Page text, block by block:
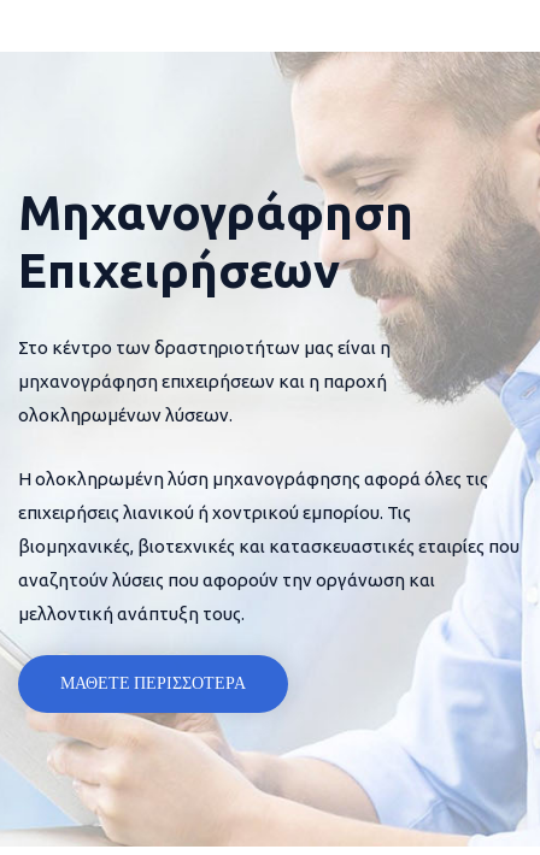
Μηχανογράφηση
Επιχειρήσεων
Στο κέντρο των δραστηριοτήτων μας είναι η
μηχανογράφηση επιχειρήσεων και η παροχή
ολοκληρωμένων λύσεων.
Η ολοκληρωμένη λύση μηχανογράφησης αφορά όλες τις
επιχειρήσεις λιανικού ή χοντρικού εμπορίου. Τις
βιομηχανικές, βιοτεχνικές και κατασκευαστικές εταιρίες που
αναζητούν λύσεις που αφορούν την οργάνωση και
μελλοντική ανάπτυξη τους.
ΜΑΘΕΤΕ ΠΕΡΙΣΣΟΤΕΡΑ